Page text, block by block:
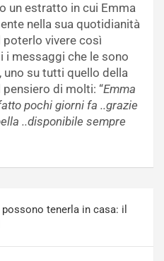
un estratto in cui Emma
nella sua quotidianità
poterlo vivere così
messaggi che le sono
su tutti quello della
di molti: “Emma
pochi giorni fa ..grazie
..disponibile sempre
tenerla in casa: il